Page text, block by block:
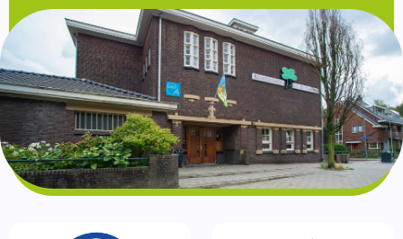
Schoolgids
Gezonde school
Kinderopvang
BSO
Routebeschrijving
Privacy